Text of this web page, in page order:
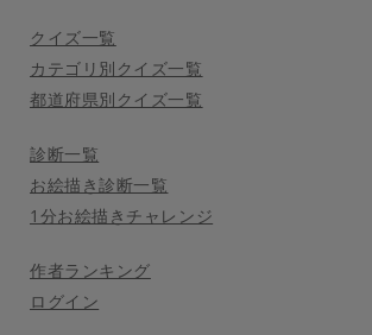
クイズ一覧
カテゴリ別クイズ一覧
都道府県別クイズ一覧
診断一覧
お絵描き診断一覧
1分お絵描きチャレンジ
作者ランキング
ログイン